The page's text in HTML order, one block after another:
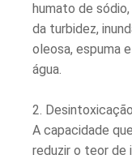
humato de
da turbidez,
oleosa, espuma
água.
2. Desintoxicação
A capacidade
reduzir o teor de